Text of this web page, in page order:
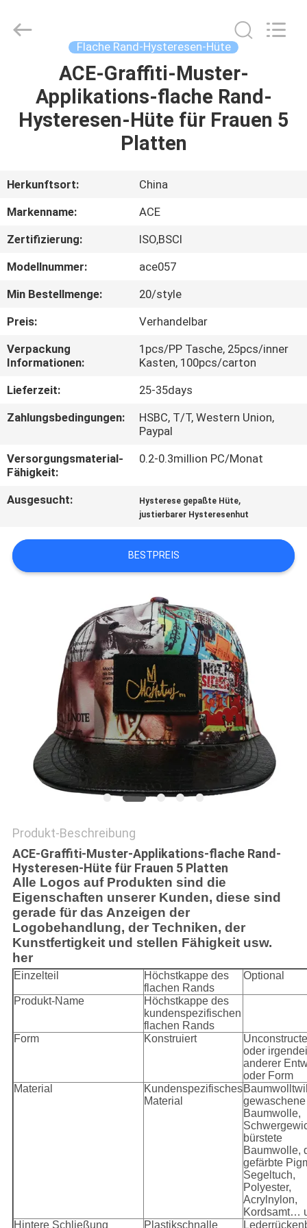
PRODUKTE
UNS
AUSFLUG
QUALITÄTSKONTROLLE
TRETEN
SIE
MIT
UNS
VERBINDUNG
NACHRICHTEN
FÄLLE
PRIVACY
POLICY
Ltd..
Flache Rand-Hysteresen-Hüte
ACE-Graffiti-Muster-
Applikations-flache Rand-
Hysteresen-Hüte für Frauen 5
Platten
Herkunftsort:
China
Markenname:
ACE
Zertifizierung:
ISO,BSCI
Modellnummer:
ace057
Min Bestellmenge:
20/style
Preis:
Verhandelbar
Verpackung
Informationen:
1pcs/PP Tasche, 25pcs/inner
Kasten, 100pcs/carton
Lieferzeit:
25-35days
Zahlungsbedingungen:
HSBC, T/T, Western Union,
Paypal
Versorgungsmaterial-
Fähigkeit:
0.2-0.3million PC/Monat
Ausgesucht: Hysterese gepaßte Hüte,
justierbarer Hysteresenhut
BESTPREIS
Produkt-Beschreibung
ACE-Graffiti-Muster-Applikations-flache Rand-
Hysteresen-Hüte für Frauen 5 Platten
Alle Logos auf Produkten sind die
Eigenschaften unserer Kunden, diese sind
gerade für das Anzeigen der
Logobehandlung, der Techniken, der
Kunstfertigkeit und stellen Fähigkeit usw.
her
Einzelteil
Höchstkappe des
flachen Rands
Optional
Produkt-Name
Höchstkappe des
kundenspezifischen
flachen Rands
Form
Konstruiert
oder
anderer
oder Form
Material
Kundenspezifisches
Material
gewaschene
Baumwolle,
bürstete
Baumwolle,
gefärbte
Segeltuch,
Polyester,
Acrylnylon,
Kordsamt…
Hintere Schließung
Plastikschnalle